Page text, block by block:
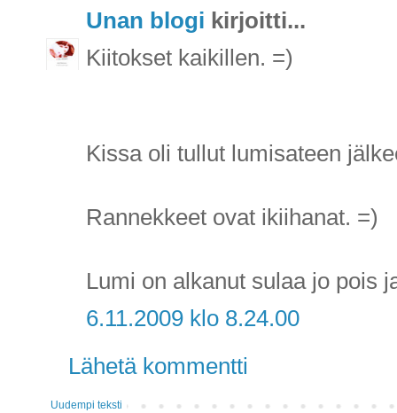
Unan blogi kirjoitti...
Kiitokset kaikillen. =)
Kissa oli tullut lumisateen
Rannekkeet ovat ikiihanat. =)
Lumi on alkanut sulaa jo pois
6.11.2009 klo 8.24.00
Lähetä kommentti
Uudempi teksti